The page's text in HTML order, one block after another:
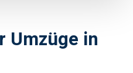
Umzüge in